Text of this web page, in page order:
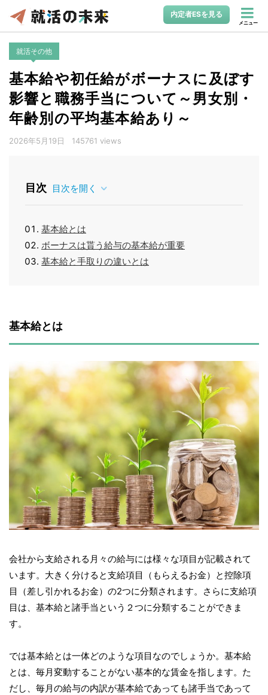
内定者ESを見る
メニュー
就活その他
基本給や初任給がボーナスに及ぼす
影響と職務手当について～男女別・
年齢別の平均基本給あり～
2026年5月19日 145761 views
目次 目次を開く
基本給とは
ボーナスは貰う給与の基本給が重要
基本給と手取りの違いとは
基本給とは
会社から支給される月々の給与には様々な項目が記載されて
います。大きく分けると支給項目（もらえるお金）と控除項
目（差し引かれるお金）の2つに分類されます。さらに支給項
目は、基本給と諸手当という２つに分類することができま
す。
では基本給とは一体どのような項目なのでしょうか。基本給
とは、毎月変動することがない基本的な賃金を指します。た
だし、毎月の給与の内訳が基本給であっても諸手当であって